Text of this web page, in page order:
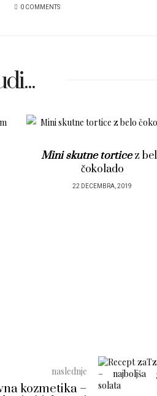
0 COMMENTS
Česnova juhas
kruhki
22 DECEMBRA, 2019
naslednje
kozmetika –